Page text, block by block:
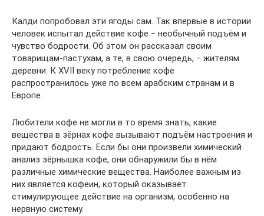
Калди попробовал эти ягоды сам. Так впервые в истории
человек испытал действие кофе ‒ необычный подъём и
чувство бодрости. Об этом он рассказал своим
товарищам-пастухам, а те, в свою очередь, ‒ жителям
деревни. К XVII веку потребление кофе
распространилось уже по всем арабским странам и в
Европе.
Любители кофе не могли в то время знать, какие
вещества в зёрнах кофе вызывают подъём настроения и
придают бодрость. Если бы они произвели химический
анализ зёрнышка кофе, они обнаружили бы в нём
различные химические вещества. Наиболее важным из
них является кофеин, который оказывает
стимулирующее действие на организм, особенно на
нервную систему.